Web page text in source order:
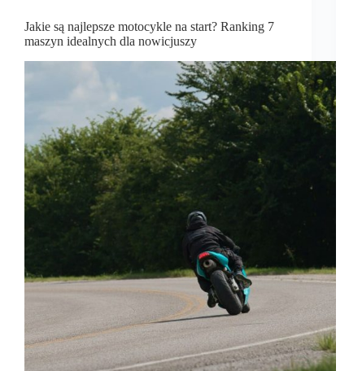
Jakie są najlepsze motocykle na start? Ranking 7
maszyn idealnych dla nowicjuszy